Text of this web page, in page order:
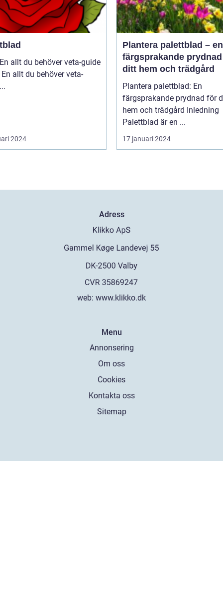
allt du behöver veta-guide
allt du behöver veta-
guide ...
2024
Plantera palettblad – en
färgsprakande
ditt hem och trädgård
Plantera palettblad: En
färgsprakande prydnad för
hem och trädgård Inledning
Palettblad är en ...
17 januari 2024
Adress
web: www.klikko.dk
Menu
Annonsering
Om oss
Cookies
Kontakta oss
Sitemap